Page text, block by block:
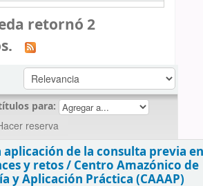
retornó 2
para:
reserva
aplicación de la consulta previa
y retos / Centro Amazónico de
y Aplicación Práctica (CAAAP)